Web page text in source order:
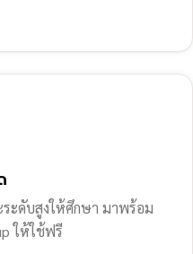
ะดับสูงให้ศึกษา มาพร้อม
ให้ใช้ฟรี